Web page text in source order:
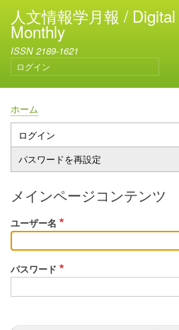
メ
イ
コ
テ
移
人文情報学月報 /
Monthly
ISSN 2189-1621
ユ
ー
ザ
ー
ア
カ
ウ
ン
ト
メ
ュ
ー
ログイン
パ
ン
く
ず
ホーム
プ
ラ
マ
リ
ー
タ
ログイン
パスワードを再設定
メインページコンテンツ
ユーザー名
パスワード